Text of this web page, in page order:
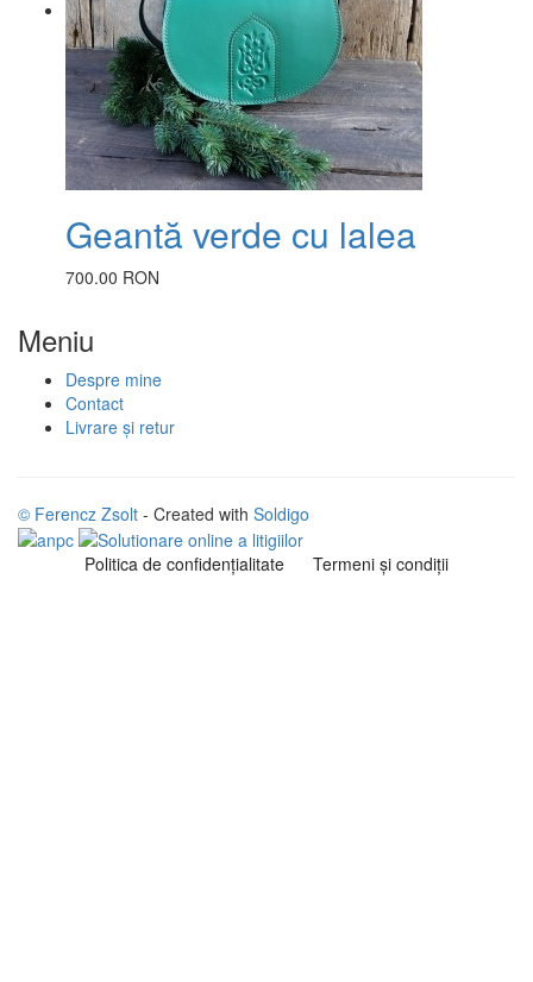
Geantă verde cu lalea
700.00 RON
Meniu
Despre mine
Contact
Livrare și retur
© Ferencz Zsolt - Created with Soldigo
Politica de confidenţialitate Termeni şi condiţii